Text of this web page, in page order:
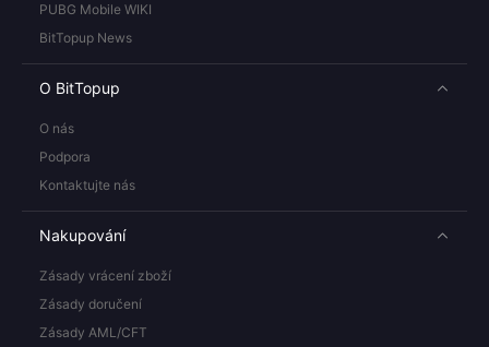
PUBG Mobile WIKI
BitTopup News
O BitTopup
O nás
Podpora
Kontaktujte nás
Nakupování
Zásady vrácení zboží
Zásady doručení
Zásady AML/CFT